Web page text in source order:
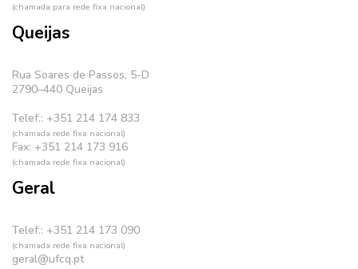
(chamada para rede fixa nacional)
Queijas
Rua Soares de Passos, 5-D
2790–440 Queijas
Telef.: +351 214 174 833
(chamada rede fixa nacional)
Fax: +351 214 173 916
(chamada rede fixa nacional)
Geral
Telef.: +351 214 173 090
(chamada rede fixa nacional)
geral@ufcq.pt